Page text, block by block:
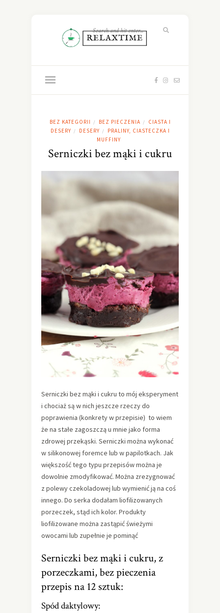
BEZ KATEGORII / BEZ PIECZENIA /
CIASTA I
DESERY / DESERY /
PRALINY, CIASTECZKA I
MUFFINY
Serniczki bez mąki i cukru
Serniczki bez mąki i cukru to mój eksperyment
i chociaż są w nich jeszcze rzeczy do
poprawienia (konkrety w przepisie) to wiem
że na stałe zagoszczą u mnie jako forma
zdrowej przekąski. Serniczki można wykonać
w silikonowej foremce lub w papilotkach. Jak
większość tego typu przepisów można je
dowolnie zmodyfikować. Można zrezygnować
z polewy czekoladowej lub wymienić ją na coś
innego. Do serka dodałam liofilizowanych
porzeczek, stąd ich kolor. Produkty
liofilizowane można zastąpić świeżymi
owocami lub zupełnie je pominąć
Serniczki bez mąki i cukru, z
porzeczkami, bez pieczenia
przepis na 12 sztuk:
Spód daktylowy: